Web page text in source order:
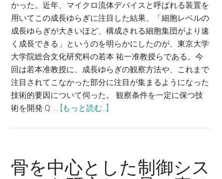
ニ
ズ
ム
を
解
明
す
る
世・
理
かった。近年、マイクロ流体デバイスと呼ばれる装置を
用いてこの成長ゆらぎに注目した結果、「細胞レベルの
成長ゆらぎが大きいほど、構成される細胞集団がより速
く成長できる」というのを明らかにしたのが、東京大学
大学院総合文化研究科の若本 祐一准教授らである。今
回は若本准教授に、成長ゆらぎの観察方法や、これまで
注目されてこなかった部分に注目が集まるようになった
技術的要因について伺った。 観察条件を一定に保つ技
術を開発 Q: …
[もっと読む...]
観
骨を中心とした制御シス